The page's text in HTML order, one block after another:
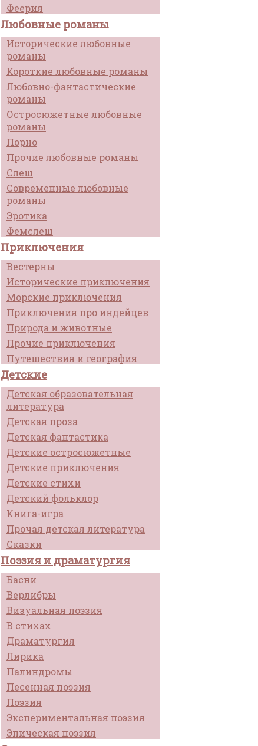
Феерия
Любовные романы
Исторические любовные
романы
Короткие любовные романы
Любовно-фантастические
романы
Остросюжетные любовные
романы
Порно
Прочие любовные романы
Слеш
Современные любовные
романы
Эротика
Фемслеш
Приключения
Вестерны
Исторические приключения
Морские приключения
Приключения про индейцев
Природа и животные
Прочие приключения
Путешествия и география
Детские
Детская образовательная
литература
Детская проза
Детская фантастика
Детские остросюжетные
Детские приключения
Детские стихи
Детский фольклор
Книга-игра
Прочая детская литература
Сказки
Поэзия и драматургия
Басни
Верлибры
Визуальная поэзия
В стихах
Драматургия
Лирика
Палиндромы
Песенная поэзия
Поэзия
Экспериментальная поэзия
Эпическая поэзия